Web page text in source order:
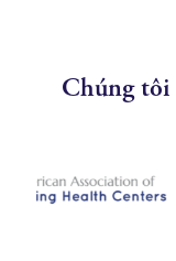
Chúng tôi